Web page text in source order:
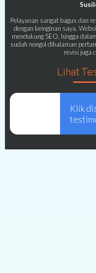
Pelayanan sangat bagus dan
dengan keinginan saya.
mendukung SEO, hingga
sudah nongol dihalaman
revisi juga
Lihat
Klik